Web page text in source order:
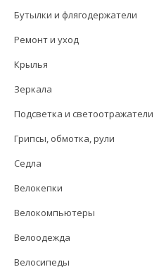
Бутылки и флягодержатели
Ремонт и уход
Крылья
Зеркала
Подсветка и светоотражатели
Грипсы, обмотка, рули
Седла
Велокепки
Велокомпьютеры
Велоодежда
Велосипеды